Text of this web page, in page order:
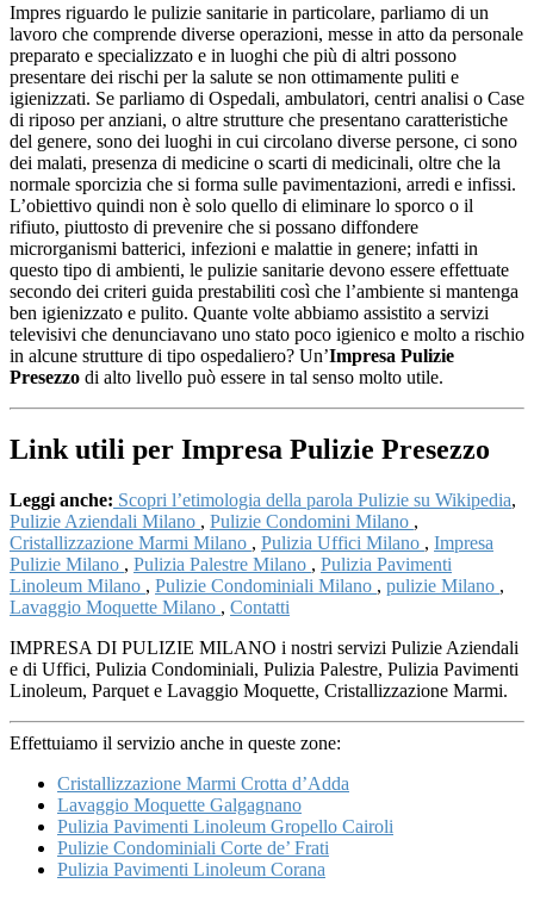
Impres riguardo le pulizie sanitarie in particolare, parliamo di un
lavoro che comprende diverse operazioni, messe in atto da personale
preparato e specializzato e in luoghi che più di altri possono
presentare dei rischi per la salute se non ottimamente puliti e
igienizzati. Se parliamo di Ospedali, ambulatori, centri analisi o Case
di riposo per anziani, o altre strutture che presentano caratteristiche
del genere, sono dei luoghi in cui circolano diverse persone, ci sono
dei malati, presenza di medicine o scarti di medicinali, oltre che la
normale sporcizia che si forma sulle pavimentazioni, arredi e infissi.
L’obiettivo quindi non è solo quello di eliminare lo sporco o il
rifiuto, piuttosto di prevenire che si possano diffondere
microrganismi batterici, infezioni e malattie in genere; infatti in
questo tipo di ambienti, le pulizie sanitarie devono essere effettuate
secondo dei criteri guida prestabiliti così che l’ambiente si mantenga
ben igienizzato e pulito. Quante volte abbiamo assistito a servizi
televisivi che denunciavano uno stato poco igienico e molto a rischio
in alcune strutture di tipo ospedaliero? Un’Impresa Pulizie
Presezzo di alto livello può essere in tal senso molto utile.
Link utili per Impresa Pulizie Presezzo
Leggi anche: Scopri l’etimologia della parola Pulizie su Wikipedia,
Pulizie Aziendali Milano , Pulizie Condomini Milano ,
Cristallizzazione Marmi Milano , Pulizia Uffici Milano , Impresa
Pulizie Milano , Pulizia Palestre Milano , Pulizia Pavimenti
Linoleum Milano , Pulizie Condominiali Milano , pulizie Milano ,
Lavaggio Moquette Milano , Contatti
IMPRESA DI PULIZIE MILANO i nostri servizi Pulizie Aziendali
e di Uffici, Pulizia Condominiali, Pulizia Palestre, Pulizia Pavimenti
Linoleum, Parquet e Lavaggio Moquette, Cristallizzazione Marmi.
Effettuiamo il servizio anche in queste zone:
Cristallizzazione Marmi Crotta d’Adda
Lavaggio Moquette Galgagnano
Pulizia Pavimenti Linoleum Gropello Cairoli
Pulizie Condominiali Corte de’ Frati
Pulizia Pavimenti Linoleum Corana